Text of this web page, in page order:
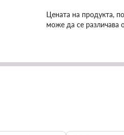
Цената на продукта,
може да се различава